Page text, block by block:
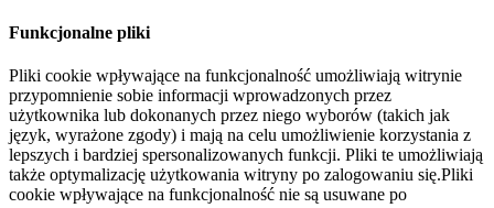
Funkcjonalne pliki
Pliki cookie wpływające na funkcjonalność umożliwiają witrynie
przypomnienie sobie informacji wprowadzonych przez
użytkownika lub dokonanych przez niego wyborów (takich jak
język, wyrażone zgody) i mają na celu umożliwienie korzystania z
lepszych i bardziej spersonalizowanych funkcji. Pliki te umożliwiają
także optymalizację użytkowania witryny po zalogowaniu się.Pliki
cookie wpływające na funkcjonalność nie są usuwane po